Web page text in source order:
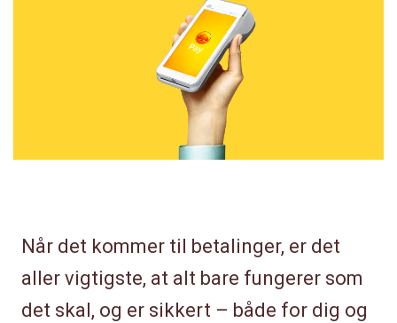
Når det kommer til betalinger, er det
aller vigtigste, at alt bare fungerer som
det skal, og er sikkert – både for dig og